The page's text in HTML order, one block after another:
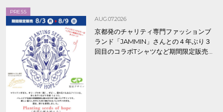
PRESS
AUG.07.2026
京都発のチャリティ専門ファッションブ
ランド「JAMMIN」さんとの４年ぶり３
回目のコラボTシャツなど期間限定販売、